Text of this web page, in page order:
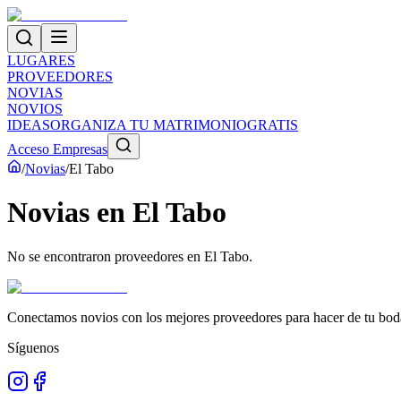
LUGARES
PROVEEDORES
NOVIAS
NOVIOS
IDEASORGANIZA TU MATRIMONIOGRATIS
Acceso Empresas
/Novias/El Tabo
Novias en El Tabo
No se encontraron proveedores en El Tabo.
Conectamos novios con los mejores proveedores para hacer de tu
Síguenos